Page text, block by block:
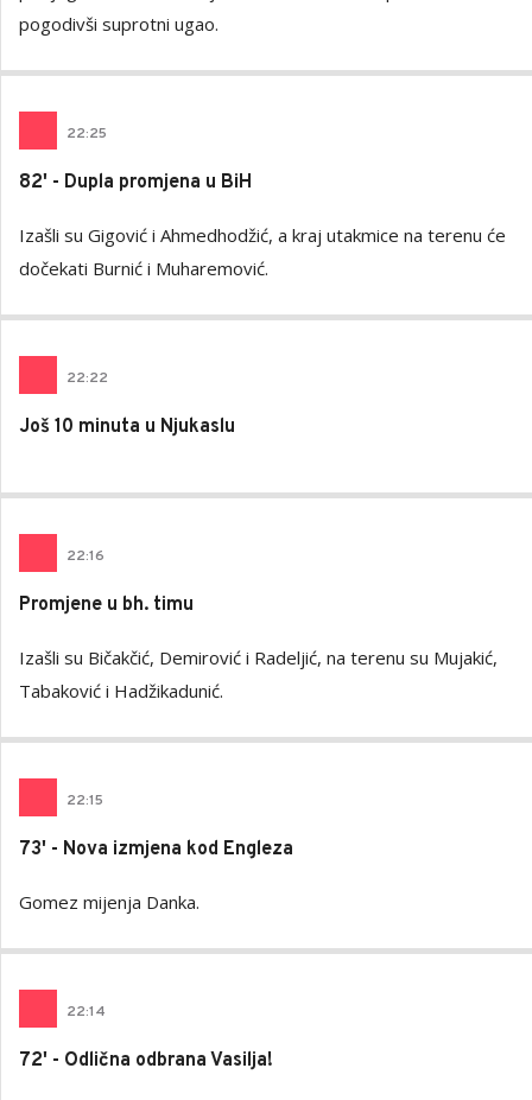
pogodivši suprotni ugao.
22:25
82' - Dupla promjena u BiH
Izašli su Gigović i Ahmedhodžić, a kraj utakmice na terenu će
dočekati Burnić i Muharemović.
22:22
Još 10 minuta u Njukaslu
22:16
Promjene u bh. timu
Izašli su Bičakčić, Demirović i Radeljić, na terenu su Mujakić,
Tabaković i Hadžikadunić.
22:15
73' - Nova izmjena kod Engleza
Gomez mijenja Danka.
22:14
72' - Odlična odbrana Vasilja!